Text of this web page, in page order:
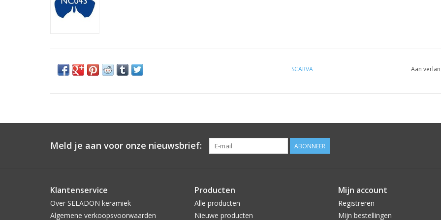
SCARVA Aan
Meld je aan voor onze nieuwsbrief: ABONNEER
Klantenservice
Over SELADON keramiek
Algemene verkoopsvoorwaarden
Producten
Alle producten
Nieuwe producten
Mijn account
Registreren
Mijn bestellingen